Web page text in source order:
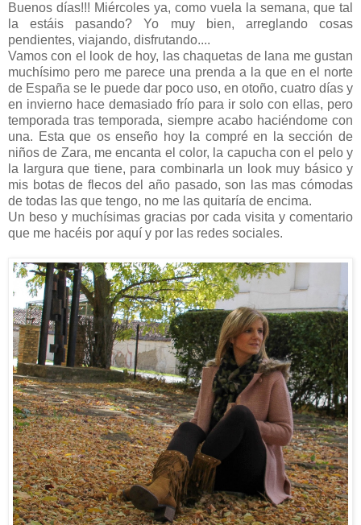
Buenos días!!! Miércoles ya, como vuela la semana, que tal
la estáis pasando? Yo muy bien, arreglando cosas
pendientes, viajando, disfrutando....
Vamos con el look de hoy, las chaquetas de lana me gustan
muchísimo pero me parece una prenda a la que en el norte
de España se le puede dar poco uso, en otoño, cuatro días y
en invierno hace demasiado frío para ir solo con ellas, pero
temporada tras temporada, siempre acabo haciéndome con
una. Esta que os enseño hoy la compré en la sección de
niños de Zara, me encanta el color, la capucha con el pelo y
la largura que tiene, para combinarla un look muy básico y
mis botas de flecos del año pasado, son las mas cómodas
de todas las que tengo, no me las quitaría de encima.
Un beso y muchísimas gracias por cada visita y comentario
que me hacéis por aquí y por las redes sociales.